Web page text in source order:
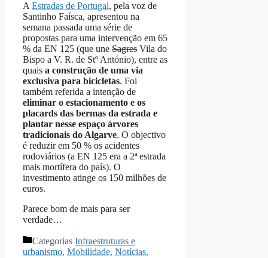
A Estradas de Portugal, pela voz de
Santinho Faísca, apresentou na
semana passada uma série de
propostas para uma intervenção em 65
% da EN 125 (que une Sagres Vila do
Bispo a V. R. de Stº António), entre as
quais a construção de uma via
exclusiva para bicicletas. Foi
também referida a intenção de
eliminar o estacionamento e os
placards das bermas da estrada e
plantar nesse espaço árvores
tradicionais do Algarve. O objectivo
é reduzir em 50 % os acidentes
rodoviários (a EN 125 era a 2ª estrada
mais mortífera do país). O
investimento atinge os 150 milhões de
euros.
Parece bom de mais para ser
verdade…
Categorias Infraestruturas e
urbanismo, Mobilidade, Notícias,